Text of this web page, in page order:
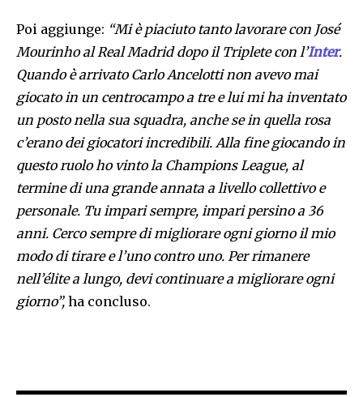
Poi aggiunge: “Mi è piaciuto tanto lavorare con José
Mourinho al Real Madrid dopo il Triplete con l’Inter.
Quando è arrivato Carlo Ancelotti non avevo mai
giocato in un centrocampo a tre e lui mi ha inventato
un posto nella sua squadra, anche se in quella rosa
c’erano dei giocatori incredibili. Alla fine giocando in
questo ruolo ho vinto la Champions League, al
termine di una grande annata a livello collettivo e
personale. Tu impari sempre, impari persino a 36
anni. Cerco sempre di migliorare ogni giorno il mio
modo di tirare e l’uno contro uno. Per rimanere
nell’élite a lungo, devi continuare a migliorare ogni
giorno”, ha concluso.